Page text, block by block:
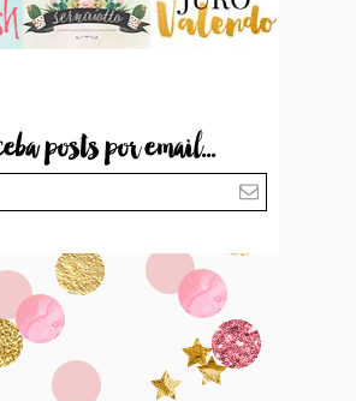
posts por email...